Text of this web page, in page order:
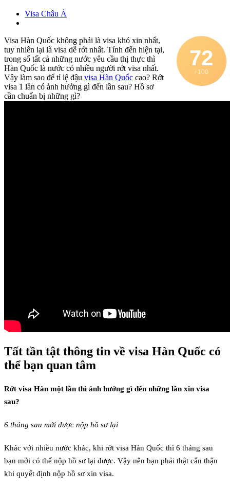
Visa Châu Á
72
/ 100
Visa Hàn Quốc không phải là visa khó xin nhất,
tuy nhiên lại là visa dễ rớt nhất. Tính đến hiện tại,
trong số tất cả những nước yêu cầu thị thực thì
Hàn Quốc là nước có nhiều người rớt visa nhất.
Vậy làm sao để tỉ lệ đậu visa Hàn Quốc cao? Rớt
visa 1 lần có ảnh hưởng gì đến lần sau? Hồ sơ
cần chuẩn bị những gì?
Tất tần tật thông tin về visa Hàn Quốc có
thể bạn quan tâm
Rớt visa Hàn một lần thì ảnh hưởng gì đến những lần xin visa
sau?
6 tháng sau mới được nộp hồ sơ lại
Khác với nhiều nước khác, khi rớt visa Hàn Quốc thì 6 tháng sau
bạn mới có thể nộp hồ sơ lại được. Vậy nên bạn phải thật cẩn thận
khi quyết định nộp hồ sơ xin visa.